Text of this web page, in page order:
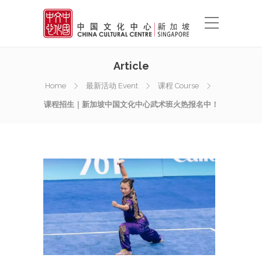
Article
Home 最新活动 Event 课程 Course
课程招生｜新加坡中国文化中心武术班火热报名中！